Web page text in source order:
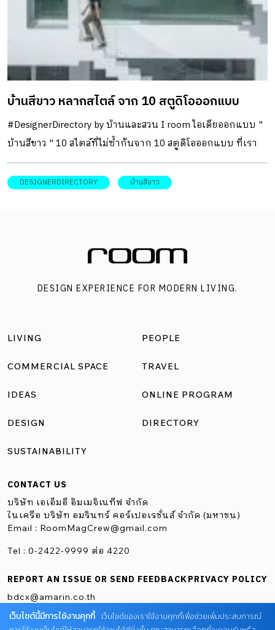
โรงคั่วกาแฟแบบโบราณที่ผนังมักใช้ไม้ตีซ้อนเกล็ด คงกลิ่น
อายแบบรัสติก พร้อมการโชว์สัจวัสดุ แต่มีข้อจำกัดเรื่องของมุม
มองและความทึบตัน ผู้ออกแบบจึงนำแพตเทิร์นนี้มาใช้โดย
ดัดแปลงเป็นบานเกล็ดกระจกใสที่ติดตั้งแบบแรนดอม เกิด
เป็นอารมณ์ที่แตกต่างออกไป ทั้งยังเป็นวัสดุที่หาได้ง่ายราคาไม่
เเพง ให้ความรู้สึกปลอดโปร่งด้านมุมมองที่ดีกว่า อีกทั้งยัง
สามารถมองเห็นบรรยากาศภายในร้าน จูงใจให้ลูกค้าอยากเข้า
มาใช้บริการ อย่างที่ผู้ออกแบบตั้งใจไว้ด้วย ในส่วนของผนังที่
ที่คุ้นเคย โดยแพตเทิร์นในการก่อนี้ได้แรงบันดาลใจมาจากการ
จัดเรียงวัสดุชนิดนี้ในร้านขายวัสดุก่อสร้างที่มีการวางเรียงสลับ
ผนังร้านได้เป็นอย่างดี ด้วยความชื่นชอบสไตล์มินิมัลแบบคาเฟ่
เกาหลีของเจ้าของร้าน ทำให้พื้นที่ภายในได้รับการตกแต่งแบบ
เรียบง่าย คุมมู้ดแอนด์โทนสีเทา-ดำ กับเคาน์เตอร์บาร์กรุสเต
ตำแหน่งกลางร้านได้เป็นอย่างดี ในส่วนของเฟอร์นิเจอร์เลือกใช้
เฟอร์นิเจอร์แบบลอยตัวที่สามารถปรับเปลี่ยนได้ตามความ
บาร์และแบบโต๊ะเดี่ยว พร้อมรองรับลูกค้าหลากหลายกลุ่ม ไม่ว่า
บ้านสีขาว หลากสไตล์ จาก 10 สตูดิโอออกแบบ
#DesignerDirectory by บ้านและสวน I room ไอเดียออกแบบ "
บ้านสีขาว " 10 สไตล์ที่ไม่ซ้ำกันจาก 10 สตูดิโอออกแบบ ที่เรา
คัดและรวบรวมมาให้ต่างมีความโดดเด่น เฉพาะตัว มี
เอกลักษณ์ ตั้งแต่บ้านหลังหลังน้อย พื้นที่กระทัดรัด บ้านนอก
DESIGNERDIRECTORY บ้านสีขาว
DESIGN EXPERIENCE FOR MODERN LIVING.
LIVING
COMMERCIAL SPACE
IDEAS
DESIGN
SUSTAINABILITY
PEOPLE
TRAVEL
ONLINE PROGRAM
DIRECTORY
CONTACT US
บริษัท เอเอ็มอี อิมเมจิเนทีฟ จำกัด
ในเครือ บริษัท อมรินทร์ คอร์เปอเรชั่นส์ จำกัด (มหาชน)
Email : RoomMagCrew@gmail.com
Tel : 0-2422-9999 ต่อ 4220
REPORT AN ISSUE OR SEND FEEDBACK
bdcx@amarin.co.th
PRIVACY POLICY
เว็บไซต์นี้มีการใช้งานคุกกี้
เว็บไซต์ของเราใช้งานคุกกี้เพื่อช่วยเพิ่มประสบการณ์